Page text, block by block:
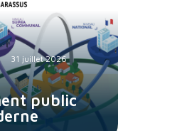
31 juillet 2026
public